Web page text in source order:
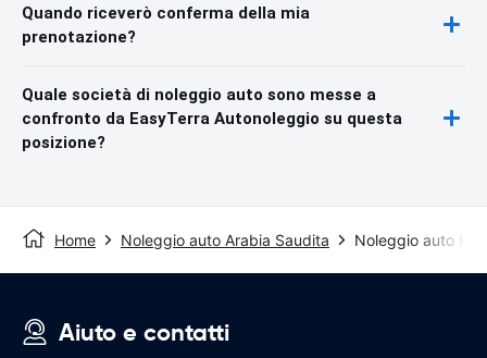
Quando riceverò conferma della mia
prenotazione?
Quale società di noleggio auto sono messe a
confronto da EasyTerra Autonoleggio su questa
posizione?
Home Noleggio auto Arabia Saudita Noleggio auto
Aiuto e contatti